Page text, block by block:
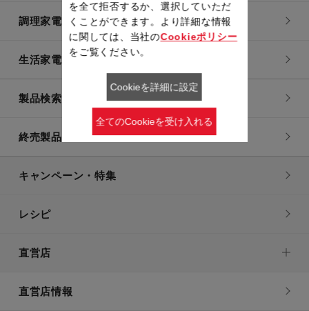
調理家電
生活家電
製品検索一覧
終売製品一覧
キャンペーン・特集
レシピ
直営店
直営店情報
を全て拒否するか、選択していただ
くことができます。より詳細な情報
に関しては、当社のCookieポリシー
をご覧ください。
Cookieを詳細に設定
全てのCookieを受け入れる